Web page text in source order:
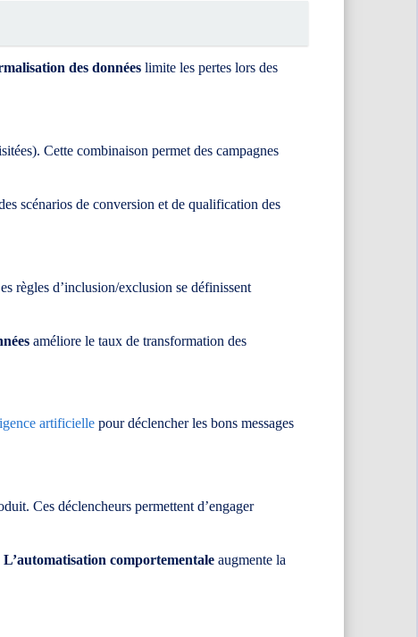
des données limite les pertes lors des
Cette combinaison permet des campagnes
scénarios de conversion et de qualification des
règles d’inclusion/exclusion se définissent
améliore le taux de transformation des
artificielle pour déclencher les bons messages
Ces déclencheurs permettent d’engager
L’automatisation comportementale augmente la